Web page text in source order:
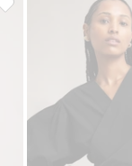
Omlottbyxor med